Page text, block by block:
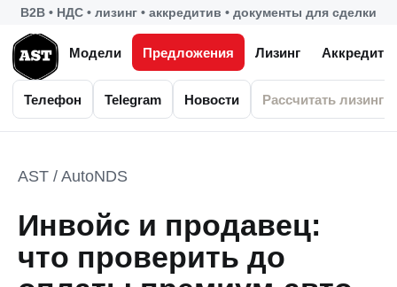
B2B • НДС • лизинг • аккредитив • документы для сделки
Модели Предложения Лизинг
Телефон Telegram Новости Рассчитать лизинг
AST / AutoNDS
Инвойс и продавец:
что проверить до